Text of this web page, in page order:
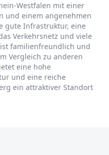
Westfalen mit einer
und einem angenehmen
gute Infrastruktur, eine
Verkehrsnetz und viele
familienfreundlich und
Vergleich zu anderen
eine hohe
und eine reiche
ein attraktiver Standort